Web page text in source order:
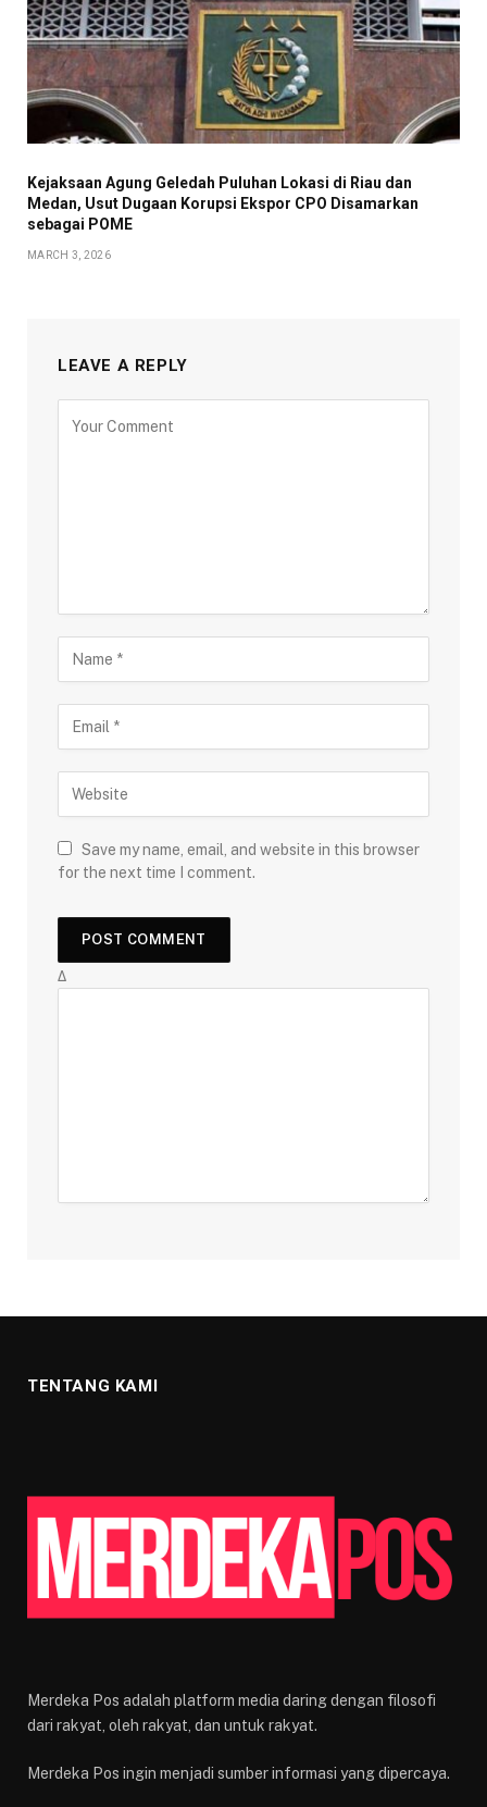
Kejaksaan Agung Geledah Puluhan Lokasi di Riau dan
Medan, Usut Dugaan Korupsi Ekspor CPO Disamarkan
sebagai POME
MARCH 3, 2026
LEAVE A REPLY
Save my name, email, and website in this browser
for the next time I comment.
Δ
TENTANG KAMI
Merdeka Pos adalah platform media daring dengan filosofi
dari rakyat, oleh rakyat, dan untuk rakyat.
Merdeka Pos ingin menjadi sumber informasi yang dipercaya.